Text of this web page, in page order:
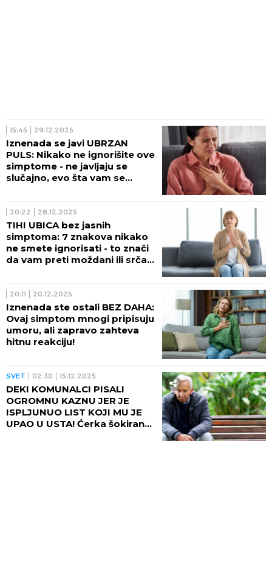
15:45 29.12.2025
Iznenada se javi UBRZAN
PULS: Nikako ne ignorišite ove
simptome - ne javljaju se
slučajno, evo šta vam se
20:22 28.12.2025
TIHI UBICA bez jasnih
simptoma: 7 znakova nikako
ne smete ignorisati - to znači
da vam preti moždani ili srčani
20:11 20.12.2025
Iznenada ste ostali BEZ DAHA:
Ovaj simptom mnogi pripisuju
umoru, ali zapravo zahteva
hitnu reakciju!
SVET 02:30 15.12.2025
DEKI KOMUNALCI PISALI
OGROMNU KAZNU JER JE
ISPLJUNUO LIST KOJI MU JE
UPAO U USTA! Ćerka šokirana